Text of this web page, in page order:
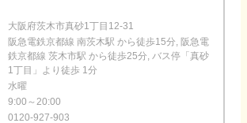
大阪府茨木市真砂1丁目12-31
阪急電鉄京都線 南茨木駅 から徒歩15分, 阪急電
鉄京都線 茨木市駅 から徒歩25分, バス停「真砂
1丁目」より徒歩 1分
水曜
9:00～20:00
0120-927-903